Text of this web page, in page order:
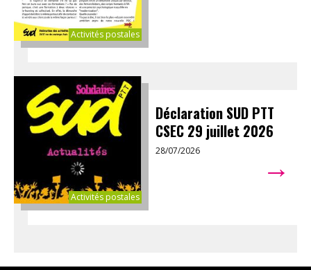
Activités postales
Activités postales
Déclaration SUD PTT
CSEC 29 juillet 2026
28/07/2026 →